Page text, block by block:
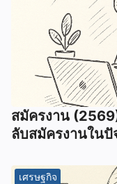
สมัครงาน
ลับสมัครงานในปั
เศรษฐกิจ